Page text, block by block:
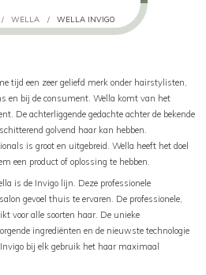
/ WELLA / WELLA INVIGO
tijd een zeer geliefd merk onder hairstylisten,
en bij de consument. Wella komt van het
De achterliggende gedachte achter de bekende
golvend haar kan hebben.
is groot en uitgebreid. Wella heeft het doel
een product of oplossing te hebben.
is de Invigo lijn. Deze professionele
gevoel thuis te ervaren. De professionele,
voor alle soorten haar. De unieke
ingrediënten en de nieuwste technologie
bij elk gebruik het haar maximaal